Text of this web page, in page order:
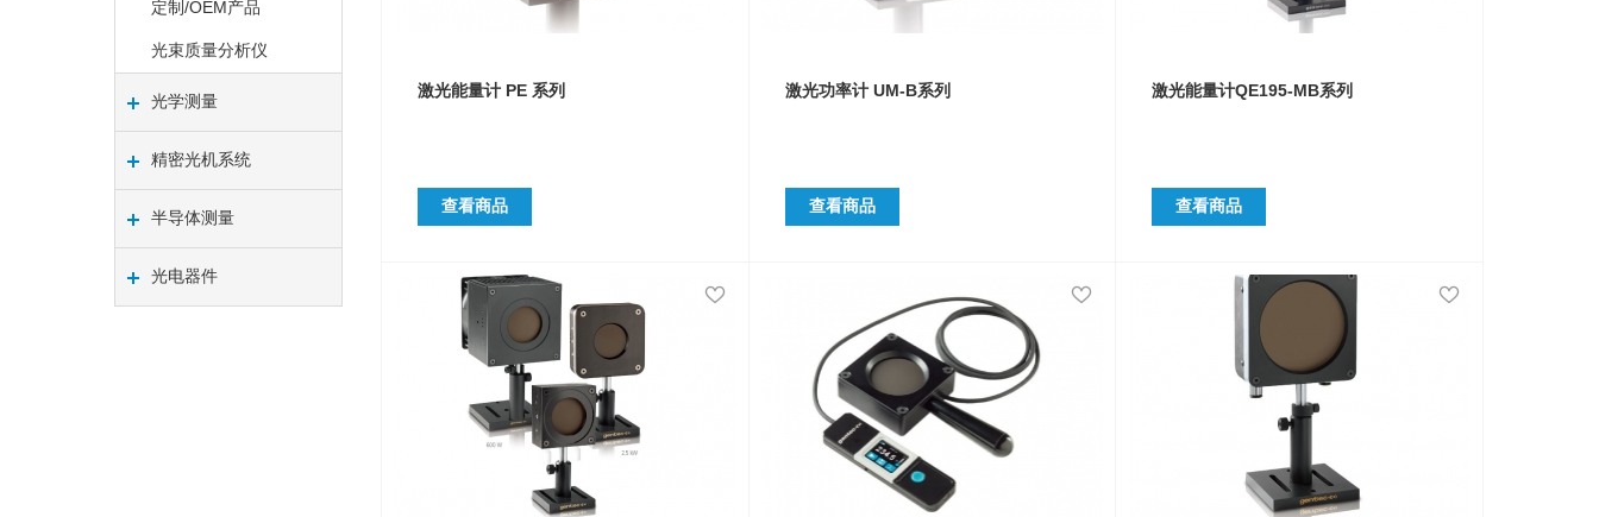
定制/OEM产品
光束质量分析仪
光学测量
精密光机系统
半导体测量
光电器件
激光能量计 PE 系列
查看商品
激光功率计 UM-B系列
查看商品
激光能量计QE195-MB系列
查看商品